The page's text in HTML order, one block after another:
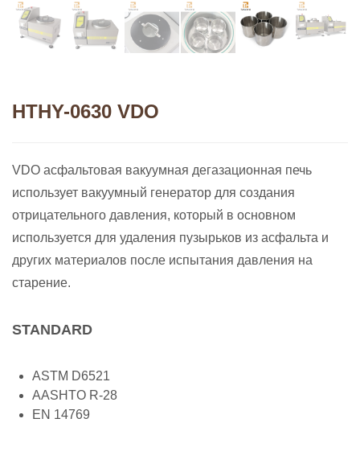
HTHY-0630 VDO
VDO асфальтовая вакуумная дегазационная печь
использует вакуумный генератор для создания
отрицательного давления, который в основном
используется для удаления пузырьков из асфальта и
других материалов после испытания давления на
старение.
STANDARD
ASTM D6521
AASHTO R-28
EN 14769